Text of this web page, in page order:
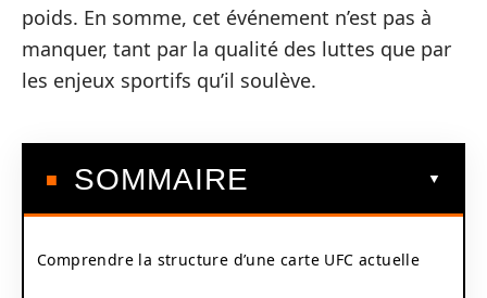
poids. En somme, cet événement n’est pas à
manquer, tant par la qualité des luttes que par
les enjeux sportifs qu’il soulève.
SOMMAIRE
Comprendre la structure d’une carte UFC actuelle